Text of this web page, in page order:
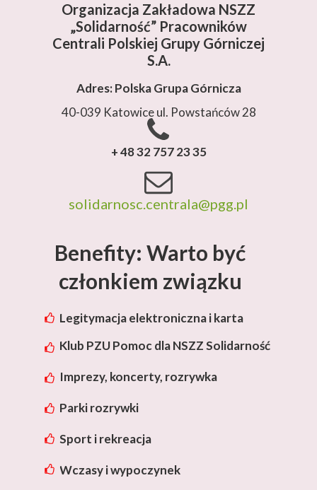
Benefity: Warto być
członkiem związku
Legitymacja elektroniczna i karta
Klub PZU Pomoc dla NSZZ Solidarność
Imprezy, koncerty, rozrywka
Parki rozrywki
Sport i rekreacja
Wczasy i wypoczynek
solidarnosc.centrala@pgg.pl
+ 48 32 757 23 35
Adres: Polska Grupa Górnicza
40-039 Katowice ul. Powstańców 28
Organizacja Zakładowa NSZZ
„Solidarność” Pracowników
Centrali Polskiej Grupy Górniczej
S.A.